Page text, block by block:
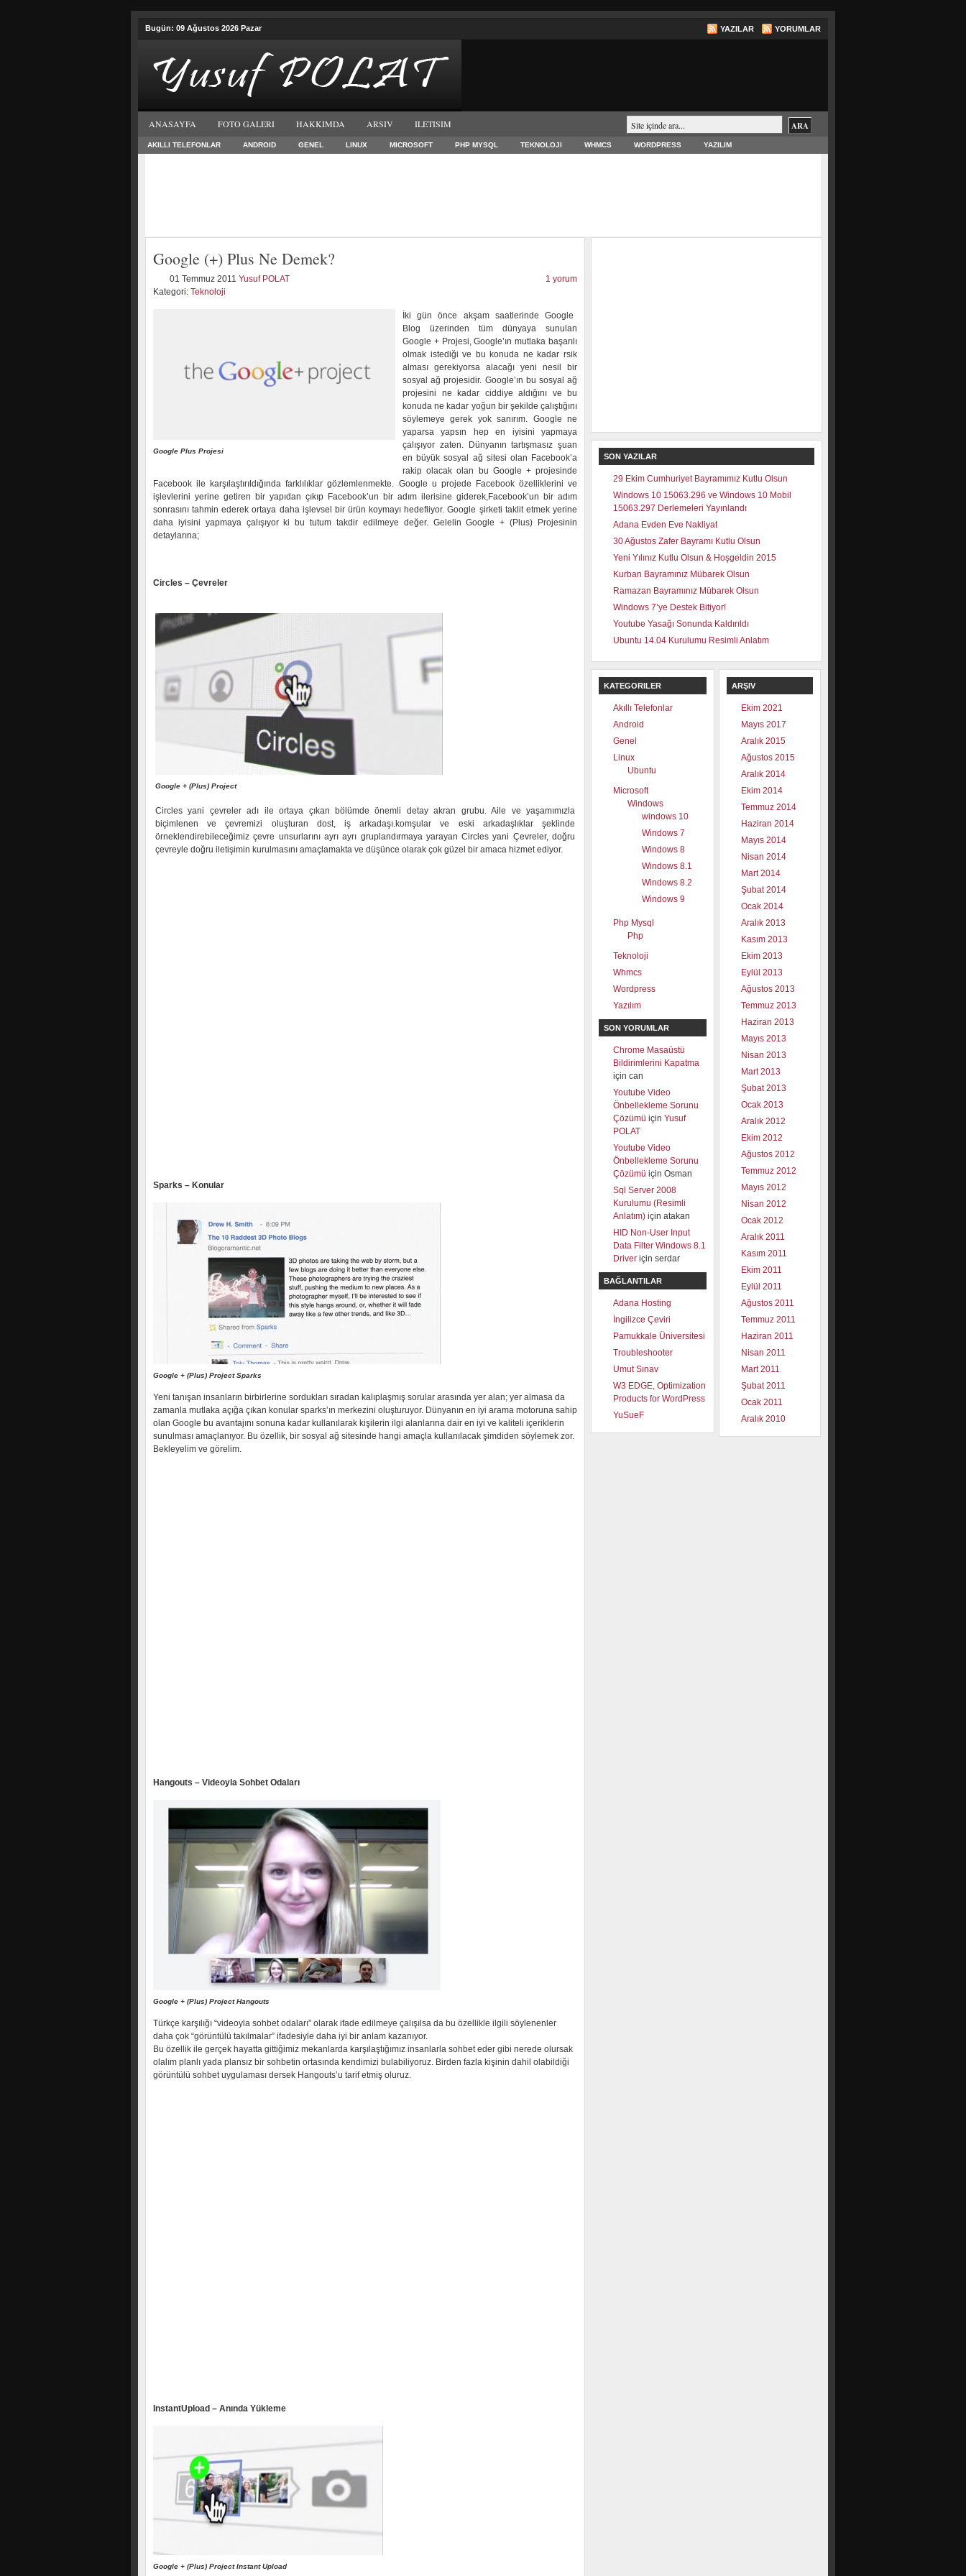
Bugün: 09 Ağustos 2026 Pazar YAZILAR YORUMLAR
ANASAYFA FOTO GALERI HAKKIMDA ARSIV ILETISIM
AKILLI TELEFONLAR ANDROID GENEL LINUX MICROSOFT PHP MYSQL TEKNOLOJI WHMCS WORDPRESS YAZILIM
Google (+) Plus Ne Demek?
01 Temmuz 2011 Yusuf POLAT
Kategori: Teknoloji
1 yorum
Google Plus Projesi
İki gün önce akşam saatlerinde Google
Blog üzerinden tüm dünyaya sunulan
Google + Projesi, Google’ın mutlaka başarılı
olmak istediği ve bu konuda ne kadar rsik
alması gerekiyorsa alacağı yeni nesil bir
sosyal ağ projesidir. Google’ın bu sosyal ağ
projesini ne kadar ciddiye aldığını ve bu
konuda ne kadar yoğun bir şekilde çalıştığını
söylemeye gerek yok sanırım. Google ne
yaparsa yapsın hep en iyisini yapmaya
çalışıyor zaten. Dünyanın tartışmasız şuan
en büyük sosyal ağ sitesi olan Facebook’a
rakip olacak olan bu Google + projesinde
Facebook ile karşılaştırıldığında farklılıklar gözlemlenmekte. Google u projede Facebook özelliklerini ve
işlevlerini yerine getiren bir yapıdan çıkıp Facebook’un bir adım ilerisine giderek,Facebook’un bir adım
sonrasını tahmin ederek ortaya daha işlevsel bir ürün koymayı hedefliyor. Google şirketi taklit etmek yerine
daha iyisini yapmaya çalışıyor ki bu tutum takdir edilmeye değer. Gelelin Google + (Plus) Projesinin
detaylarına;
Circles – Çevreler
Google + (Plus) Project
Circles yani çevreler adı ile ortaya çıkan bölümde önemli detay akran grubu. Aile ve yaşamımızla
biçimlenen ve çevremizi oluşturan dost, iş arkadaşı.komşular ve eski arkadaşlıklar şeklinde
örneklendirebileceğimiz çevre unsurlarını ayrı ayrı gruplandırmaya yarayan Circles yani Çevreler, doğru
çevreyle doğru iletişimin kurulmasını amaçlamakta ve düşünce olarak çok güzel bir amaca hizmet ediyor.
Sparks – Konular
Google + (Plus) Project Sparks
Yeni tanışan insanların birbirlerine sordukları sıradan kalıplaşmış sorular arasında yer alan; yer almasa da
zamanla mutlaka açığa çıkan konular sparks’ın merkezini oluşturuyor. Dünyanın en iyi arama motoruna sahip
olan Google bu avantajını sonuna kadar kullanılarak kişilerin ilgi alanlarına dair en iyi ve kaliteli içeriklerin
sunulması amaçlanıyor. Bu özellik, bir sosyal ağ sitesinde hangi amaçla kullanılacak şimdiden söylemek zor.
Bekleyelim ve görelim.
Hangouts – Videoyla Sohbet Odaları
Google + (Plus) Project Hangouts
Türkçe karşılığı “videoyla sohbet odaları” olarak ifade edilmeye çalışılsa da bu özellikle ilgili söylenenler
daha çok “görüntülü takılmalar” ifadesiyle daha iyi bir anlam kazanıyor.
Bu özellik ile gerçek hayatta gittiğimiz mekanlarda karşılaştığımız insanlarla sohbet eder gibi nerede olursak
olalım planlı yada plansız bir sohbetin ortasında kendimizi bulabiliyoruz. Birden fazla kişinin dahil olabildiği
görüntülü sohbet uygulaması dersek Hangouts’u tarif etmiş oluruz.
InstantUpload – Anında Yükleme
Google + (Plus) Project Instant Upload
SON YAZILAR
29 Ekim Cumhuriyet Bayramımız Kutlu Olsun
Windows 10 15063.296 ve Windows 10 Mobil
15063.297 Derlemeleri Yayınlandı
Adana Evden Eve Nakliyat
30 Ağustos Zafer Bayramı Kutlu Olsun
Yeni Yılınız Kutlu Olsun & Hoşgeldin 2015
Kurban Bayramınız Mübarek Olsun
Ramazan Bayramınız Mübarek Olsun
Windows 7’ye Destek Bitiyor!
Youtube Yasağı Sonunda Kaldırıldı
Ubuntu 14.04 Kurulumu Resimli Anlatım
KATEGORILER
Akıllı Telefonlar
Android
Genel
Linux
Ubuntu
Microsoft
Windows
windows 10
Windows 7
Windows 8
Windows 8.1
Windows 8.2
Windows 9
Php Mysql
Php
Teknoloji
Whmcs
Wordpress
Yazılım
SON YORUMLAR
Chrome Masaüstü
Bildirimlerini Kapatma
için can
Youtube Video
Önbellekleme Sorunu
Çözümü için Yusuf
POLAT
Youtube Video
Önbellekleme Sorunu
Çözümü için Osman
Sql Server 2008
Kurulumu (Resimli
Anlatım) için atakan
HID Non-User Input
Data Filter Windows 8.1
Driver için serdar
BAĞLANTILAR
Adana Hosting
İngilizce Çeviri
Pamukkale Üniversitesi
Troubleshooter
Umut Sınav
W3 EDGE, Optimization
Products for WordPress
YuSueF
ARŞIV
Ekim 2021
Mayıs 2017
Aralık 2015
Ağustos 2015
Aralık 2014
Ekim 2014
Temmuz 2014
Haziran 2014
Mayıs 2014
Nisan 2014
Mart 2014
Şubat 2014
Ocak 2014
Aralık 2013
Kasım 2013
Ekim 2013
Eylül 2013
Ağustos 2013
Temmuz 2013
Haziran 2013
Mayıs 2013
Nisan 2013
Mart 2013
Şubat 2013
Ocak 2013
Aralık 2012
Ekim 2012
Ağustos 2012
Temmuz 2012
Mayıs 2012
Nisan 2012
Ocak 2012
Aralık 2011
Kasım 2011
Ekim 2011
Eylül 2011
Ağustos 2011
Temmuz 2011
Haziran 2011
Nisan 2011
Mart 2011
Şubat 2011
Ocak 2011
Aralık 2010